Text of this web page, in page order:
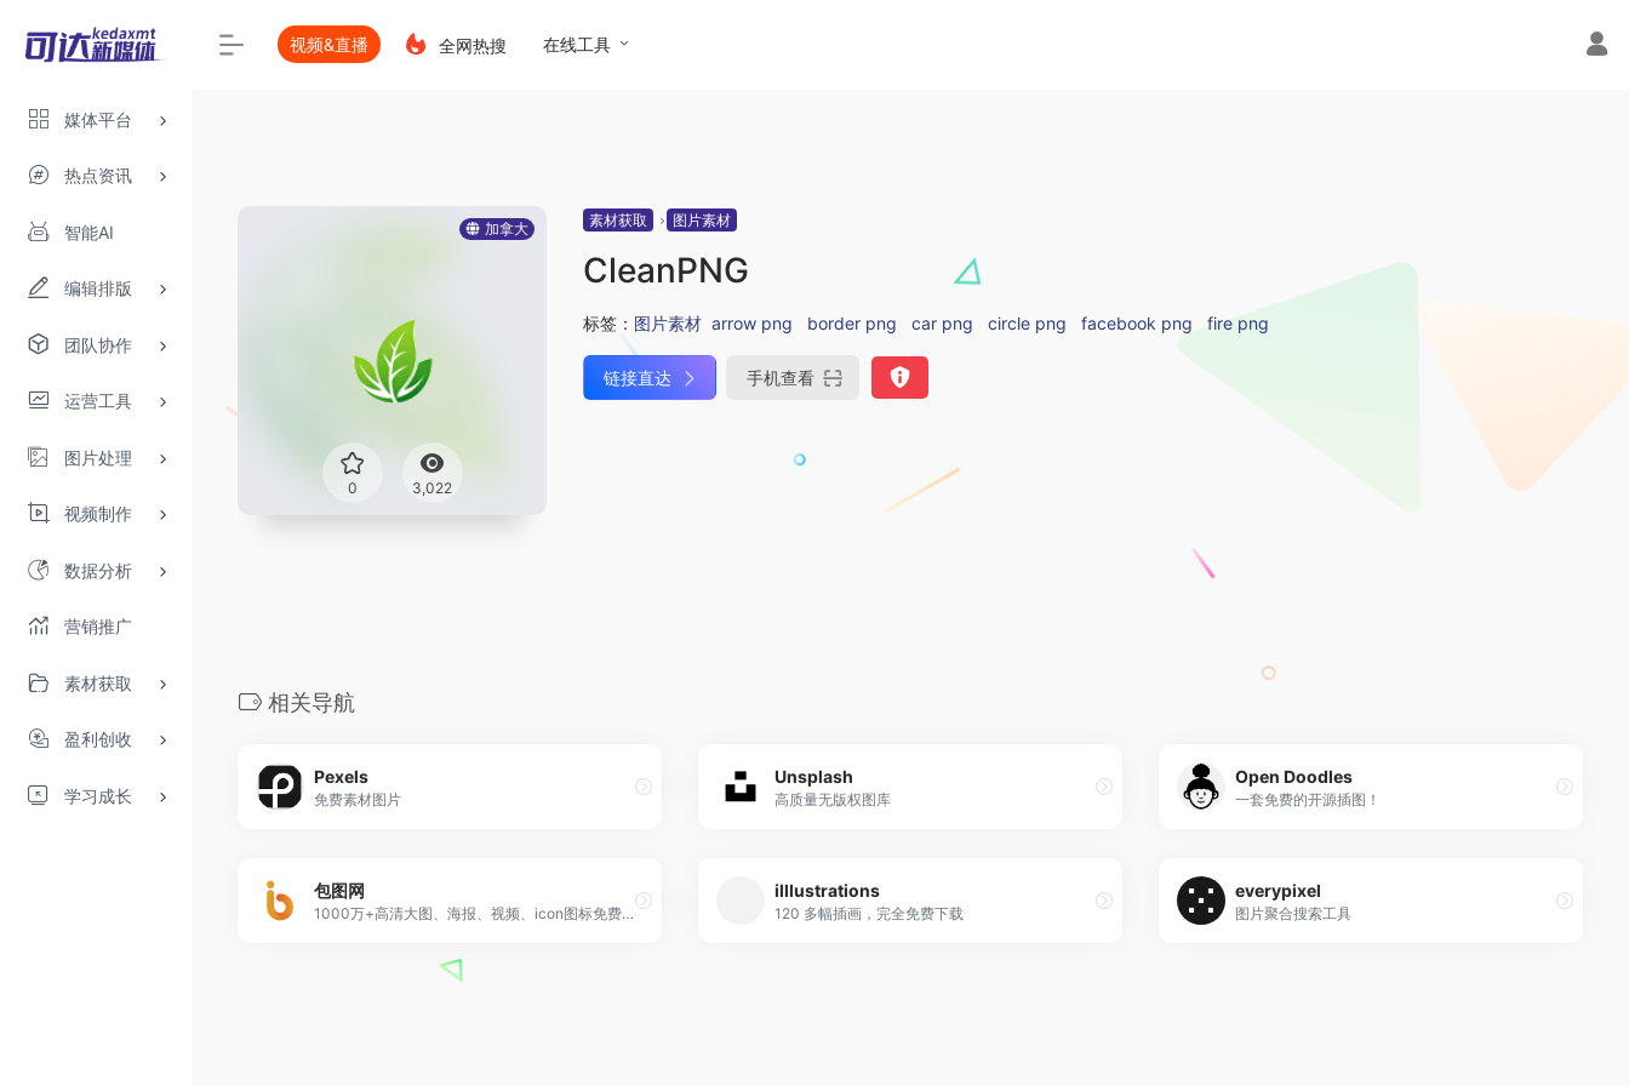
媒体平台
热点资讯
智能AI
编辑排版
团队协作
运营工具
图片处理
视频制作
数据分析
营销推广
素材获取
盈利创收
学习成长
视频&直播 全网热搜 在线工具
加拿大
0 3,022
素材获取 图片素材
CleanPNG
标签： 图片素材 arrow png border png car png circle png facebook png fire png
链接直达 手机查看
相关导航
Pexels
免费素材图片
Unsplash
高质量无版权图库
Open Doodles
一套免费的开源插图！
包图网
1000万+高清大图、海报、视频、icon图标免费下载
illlustrations
120 多幅插画，完全免费下载
everypixel
图片聚合搜索工具